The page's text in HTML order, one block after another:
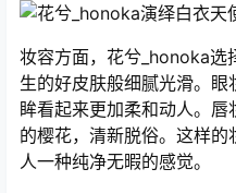
妆容方面，花兮_honoka选
生的好皮肤般细腻光滑。
眸看起来更加柔和动人。
的樱花，清新脱俗。这样
人一种纯净无暇的感觉。